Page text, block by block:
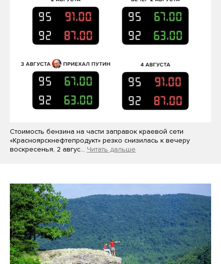
Стоимость бензина на части заправок краевой сети
«Красноярскнефтепродукт» резко снизилась к вечеру
воскресенья, 2 авгус… Читать дальше